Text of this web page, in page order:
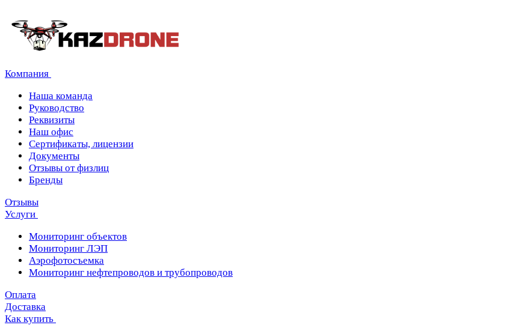
Компания
Наша команда
Руководство
Реквизиты
Наш офис
Сертификаты, лицензии
Документы
Отзывы от физлиц
Бренды
Отзывы
Услуги
Мониторинг объектов
Мониторинг ЛЭП
Аэрофотосъемка
Мониторинг нефтепроводов и трубопроводов
Оплата
Доставка
Как купить